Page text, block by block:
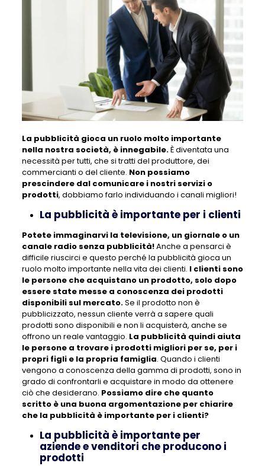
La pubblicità gioca un ruolo molto importante
nella nostra società, è innegabile.È diventata una
necessità per tutti, che si tratti del produttore, dei
commercianti o del cliente. Non possiamo
prescindere dal comunicare i nostri servizi o
prodotti, dobbiamo farlo individuando i canali migliori!
La pubblicità è importante per i clienti
Potete immaginarvi la televisione, un giornale o un
canale radio senza pubblicità!Anche a pensarci è
difficile riuscirci e questo perché la pubblicità gioca un
ruolo molto importante nella vita dei clienti. I clienti sono
le persone che acquistano un prodotto, solo dopo
essere state messe a conoscenza dei prodotti
disponibili sul mercato.Se il prodotto non è
pubblicizzato, nessun cliente verrà a sapere quali
prodotti sono disponibili e non li acquisterà, anche se
offrono un reale vantaggio. La pubblicità quindi aiuta
le persone a trovare i prodotti migliori per se, per i
propri figli e la propria famiglia. Quando i clienti
vengono a conoscenza della gamma di prodotti, sono in
grado di confrontarli e acquistare in modo da ottenere
ciò che desiderano. Possiamo dire che quanto
scritto è una buona argomentazione per chiarire
che la pubblicità è importante per i clienti?
La pubblicità è importante per
aziende e venditori che producono i
prodotti